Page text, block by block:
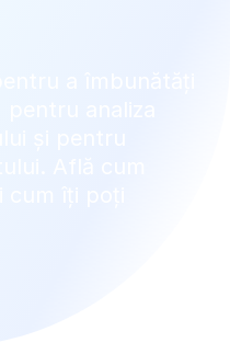
a îmbunătăți
analiza